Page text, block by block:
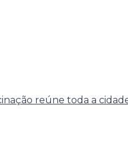
reúne toda a